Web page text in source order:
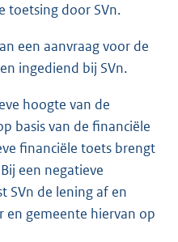
toetsing door SVn.
een aanvraag voor de
ingediend bij SVn.
hoogte van de
basis van de financiële
financiële toets brengt
een negatieve
SVn de lening af en
en gemeente hiervan op